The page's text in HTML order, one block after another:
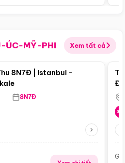
ÚC-MỸ-PHI Xem tất cả
Điểm nổi bật
8N7Đ | Istanbul -
8N7Đ